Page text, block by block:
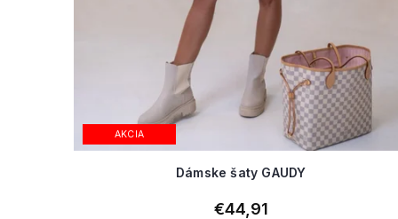
AKCIA
Dámske šaty GAUDY
€44,91